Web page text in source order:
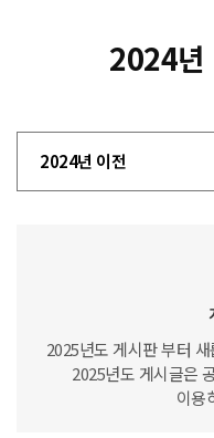
2024년
2024년 이전
2025년도 게시판 부터
2025년도 게시글은
이용